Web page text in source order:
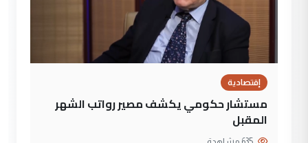
إقتصادية
مستشار حكومي يكشف مصير رواتب الشهر
المقبل